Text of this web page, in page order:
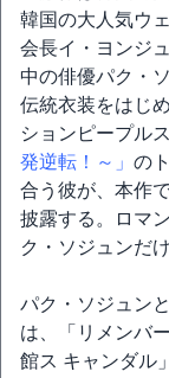
韓国の大人気ウ
会長イ・ヨンジ
中の俳優パク・
伝統衣装をはじめ
ションピープル
発逆転！～」 の
合う彼が、本作
披露する。ロマ
ク・ソジュンだ
パク・ソジュン
は、「リメンバ
館ス キャンダル